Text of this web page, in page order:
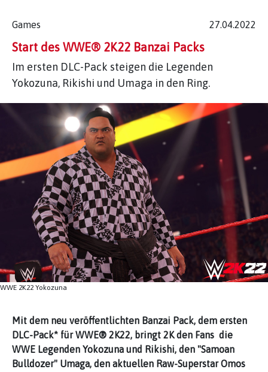
Games 27.04.2022
Start des WWE® 2K22 Banzai Packs
Im ersten DLC-Pack steigen die Legenden
Yokozuna, Rikishi und Umaga in den Ring.
WWE 2K22 Yokozuna
Mit dem neu veröffentlichten Banzai Pack, dem ersten
DLC-Pack* für WWE® 2K22, bringt 2K den Fans die
WWE Legenden Yokozuna und Rikishi, den "Samoan
Bulldozer" Umaga, den aktuellen Raw-Superstar Omos